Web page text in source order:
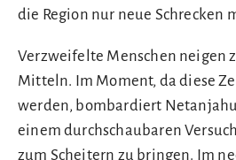
die Region nur neue Schrecken
Verzweifelte Menschen neigen
Mitteln. Im Moment, da diese
werden, bombardiert
einem durchschaubaren
zum Scheitern zu bringen. Im